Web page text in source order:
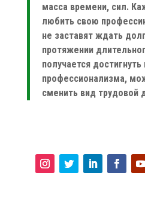
масса времени, сил.
любить свою
не заставят ждать
протяжении
получается
профессионализма,
сменить вид трудовой